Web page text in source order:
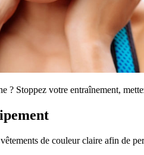
? Stoppez votre entraînement,
de couleur claire afin de